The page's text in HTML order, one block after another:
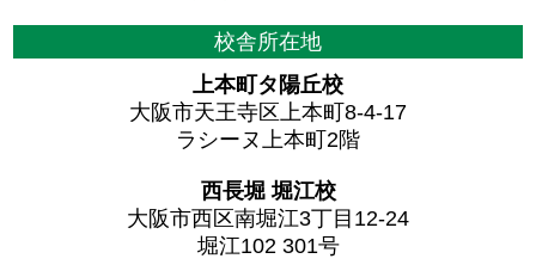
校舎所在地
上本町タ陽丘校
大阪市天王寺区上本町8-4-17
ラシーヌ上本町2階
西長堀 堀江校
大阪市西区南堀江3丁目12-24
堀江102 301号